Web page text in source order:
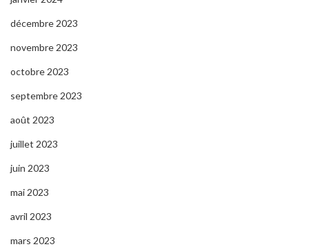
décembre 2023
novembre 2023
octobre 2023
septembre 2023
août 2023
juillet 2023
juin 2023
mai 2023
avril 2023
mars 2023